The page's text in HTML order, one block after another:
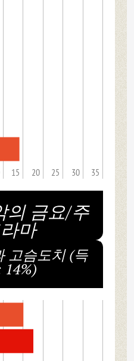
15 20 25 30 35
의 금요/주
마
고슴도치 (득
14%)